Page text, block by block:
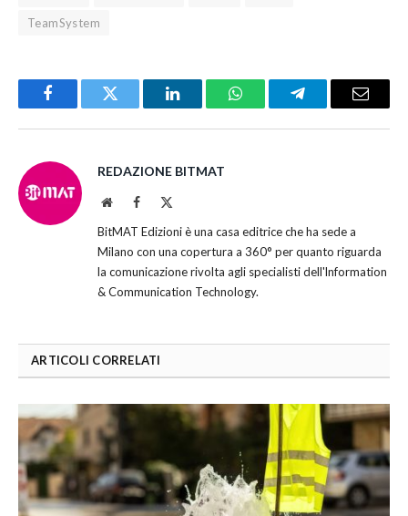
TeamSystem
FacebookTwitter LinkedInWhatsAppTelegramEmail
REDAZIONE BITMAT
WebsiteFacebook
BitMAT Edizioni è una casa editrice che ha sede a
Milano con una copertura a 360° per quanto riguarda
la comunicazione rivolta agli specialisti dell'lnformation
& Communication Technology.
ARTICOLI CORRELATI